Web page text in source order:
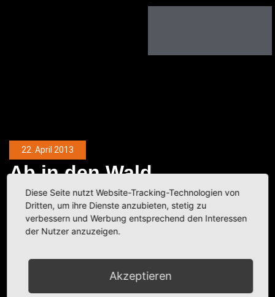
22. April 2013
Ab in den Wald
Kategorie:Events,Fotobeiträge
Diese Seite nutzt Website-Tracking-Technologien von
Dritten, um ihre Dienste anzubieten, stetig zu
verbessern und Werbung entsprechend den Interessen
der Nutzer anzuzeigen.
Akzeptieren